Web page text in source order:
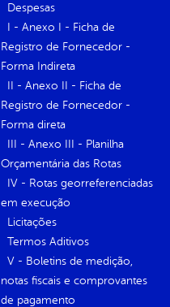
Despesas
I - Anexo I - Ficha de
Registro de Fornecedor -
Forma Indireta
II - Anexo II - Ficha de
Registro de Fornecedor -
Forma direta
III - Anexo III - Planilha
Orçamentária das Rotas
IV - Rotas georreferenciadas
em execução
Licitações
Termos Aditivos
V - Boletins de medição,
notas fiscais e comprovantes
de pagamento